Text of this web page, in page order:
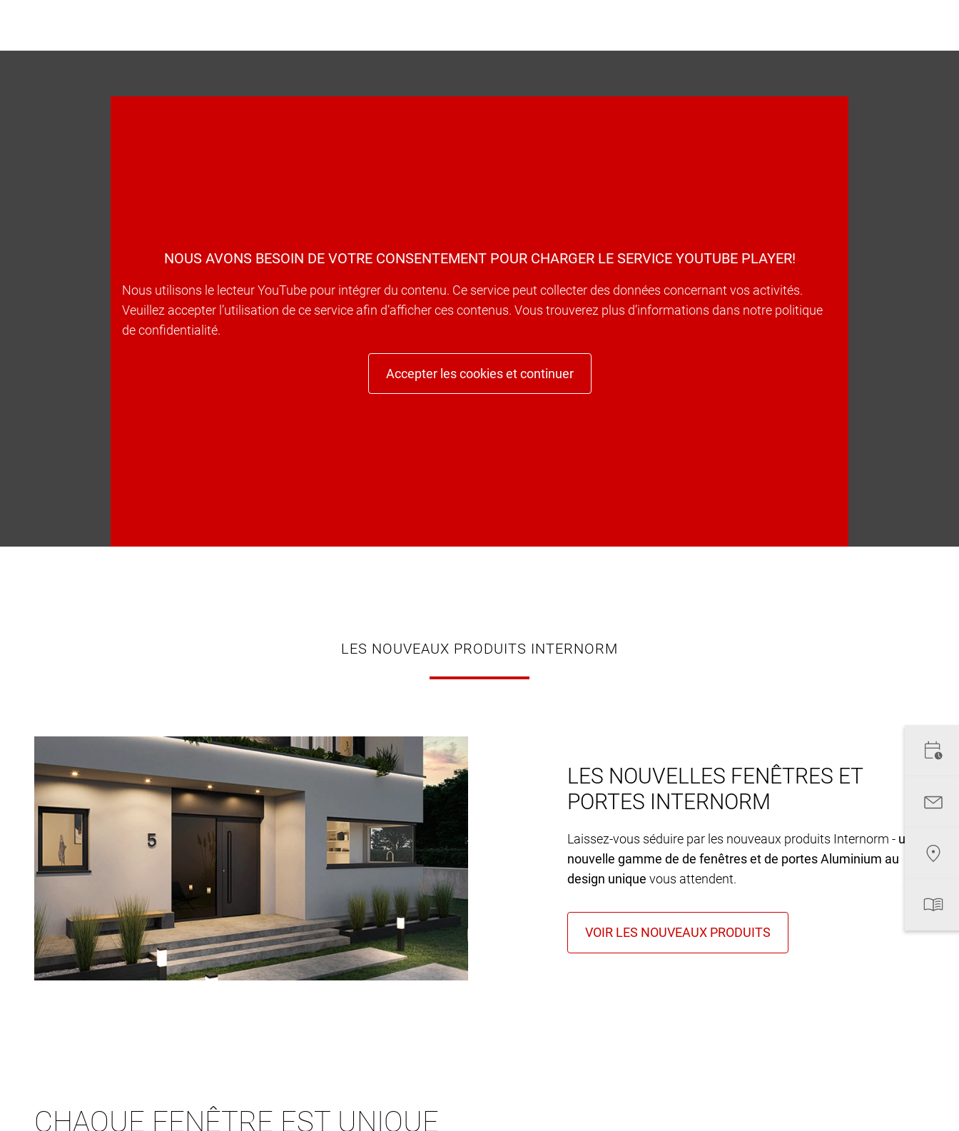
NOUS AVONS BESOIN DE VOTRE CONSENTEMENT POUR CHARGER LE SERVICE YOUTUBE PLAYER!
Nous utilisons le lecteur YouTube pour intégrer du contenu. Ce service peut collecter des données concernant vos activités.
Veuillez accepter l’utilisation de ce service afin d’afficher ces contenus. Vous trouverez plus d’informations dans notre politique
de confidentialité.
Accepter les cookies et continuer
LES NOUVEAUX PRODUITS INTERNORM
LES NOUVELLES FENÊTRES ET
PORTES INTERNORM
Laissez-vous séduire par les nouveaux produits Internorm - une
nouvelle gamme de de fenêtres et de portes Aluminium au
design unique vous attendent.
CHAQUE FENÊTRE EST UNIQUE